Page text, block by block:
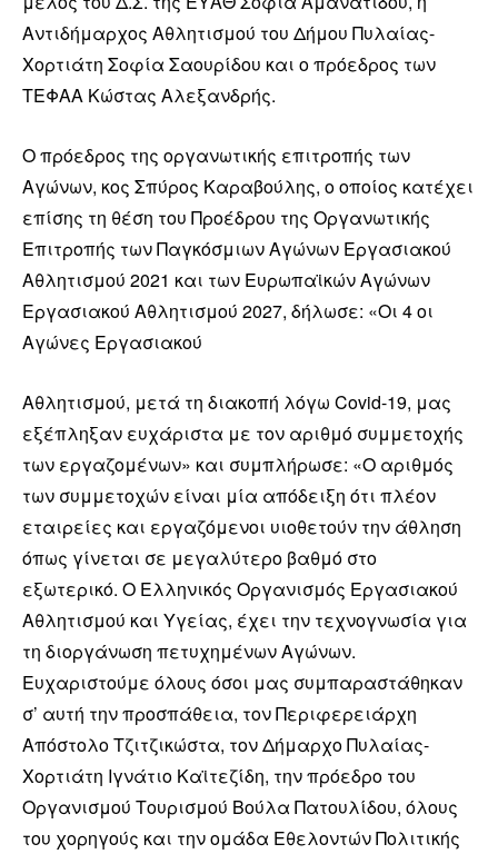
Αντιδήμαρχος Αθλητισμού του Δήμου Πυλαίας-
Χορτιάτη Σοφία Σαουρίδου και ο πρόεδρος των
ΤΕΦΑΑ Κώστας Αλεξανδρής.
O πρόεδρος της οργανωτικής επιτροπής των
Αγώνων, κος Σπύρος Καραβούλης, ο οποίος κατέχει
επίσης τη θέση του Προέδρου της Οργανωτικής
Επιτροπής των Παγκόσμιων Αγώνων Εργασιακού
Αθλητισμού 2021 και των Ευρωπαϊκών Αγώνων
Εργασιακού Αθλητισμού 2027, δήλωσε: «Οι 4 οι
Αγώνες Εργασιακού
Αθλητισμού, μετά τη διακοπή λόγω Covid-19, μας
εξέπληξαν ευχάριστα με τον αριθμό συμμετοχής
των εργαζομένων» και συμπλήρωσε: «Ο αριθμός
των συμμετοχών είναι μία απόδειξη ότι πλέον
εταιρείες και εργαζόμενοι υιοθετούν την άθληση
όπως γίνεται σε μεγαλύτερο βαθμό στο
εξωτερικό. Ο Ελληνικός Οργανισμός Εργασιακού
Αθλητισμού και Υγείας, έχει την τεχνογνωσία για
τη διοργάνωση πετυχημένων Αγώνων.
Ευχαριστούμε όλους όσοι μας συμπαραστάθηκαν
σ’ αυτή την προσπάθεια, τον Περιφερειάρχη
Απόστολο Τζιτζικώστα, τον Δήμαρχο Πυλαίας-
Χορτιάτη Ιγνάτιο Καϊτεζίδη, την πρόεδρο του
Οργανισμού Τουρισμού Βούλα Πατουλίδου, όλους
του χορηγούς και την ομάδα Εθελοντών Πολιτικής